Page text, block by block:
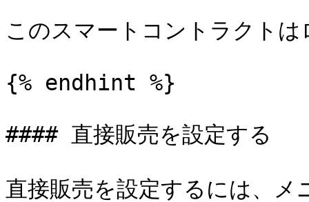
このスマートコントラクト
{% endhint %}
#### 直接販売を設定する
直接販売を設定するには、